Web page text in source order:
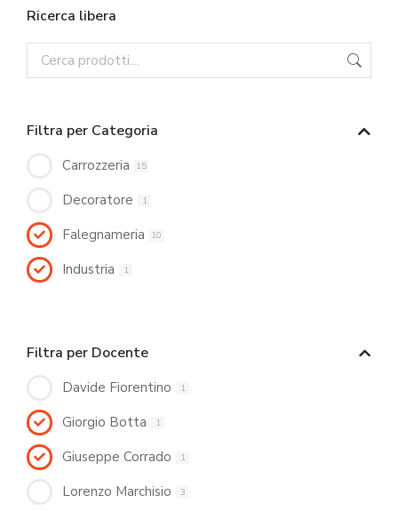
Ricerca libera
Filtra per Categoria
Carrozzeria 15
Decoratore 1
Falegnameria 10
Industria 1
Filtra per Docente
Davide Fiorentino 1
Giorgio Botta 1
Giuseppe Corrado 1
Lorenzo Marchisio 3